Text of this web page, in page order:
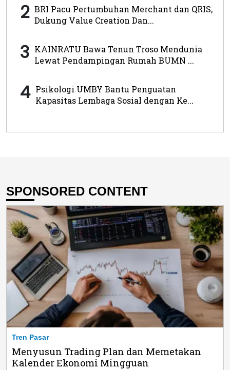
2 BRI Pacu Pertumbuhan Merchant dan QRIS,
Dukung Value Creation Dan...
3 KAINRATU Bawa Tenun Troso Mendunia
Lewat Pendampingan Rumah BUMN ...
4 Psikologi UMBY Bantu Penguatan
Kapasitas Lembaga Sosial dengan Ke...
SPONSORED CONTENT
Tren Pasar
Menyusun Trading Plan dan Memetakan
Kalender Ekonomi Mingguan